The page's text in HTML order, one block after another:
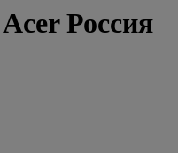
Россия